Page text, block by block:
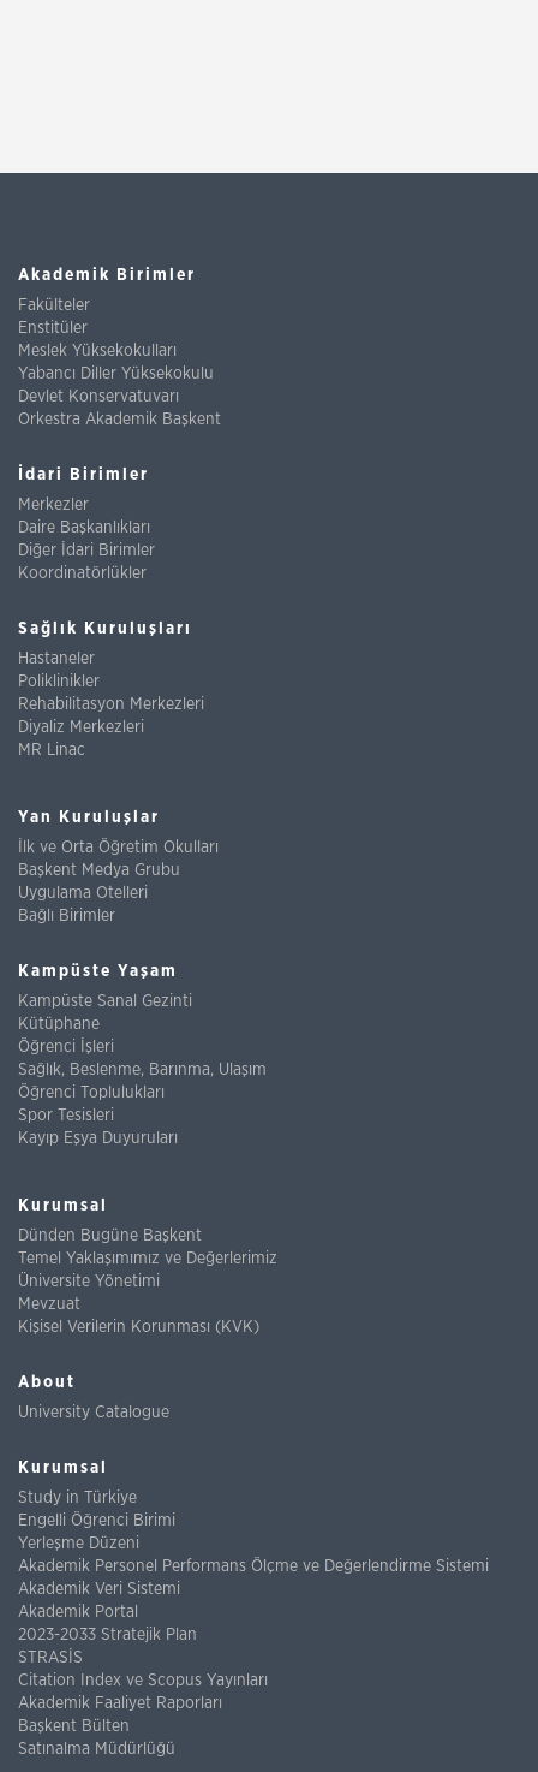
Akademik Birimler
Fakülteler
Enstitüler
Meslek Yüksekokulları
Yabancı Diller Yüksekokulu
Devlet Konservatuvarı
Orkestra Akademik Başkent
İdari Birimler
Merkezler
Daire Başkanlıkları
Diğer İdari Birimler
Koordinatörlükler
Sağlık Kuruluşları
Hastaneler
Poliklinikler
Rehabilitasyon Merkezleri
Diyaliz Merkezleri
MR Linac
Yan Kuruluşlar
İlk ve Orta Öğretim Okulları
Başkent Medya Grubu
Uygulama Otelleri
Bağlı Birimler
Kampüste Yaşam
Kampüste Sanal Gezinti
Kütüphane
Öğrenci İşleri
Sağlık, Beslenme, Barınma, Ulaşım
Öğrenci Toplulukları
Spor Tesisleri
Kayıp Eşya Duyuruları
Kurumsal
Dünden Bugüne Başkent
Temel Yaklaşımımız ve Değerlerimiz
Üniversite Yönetimi
Mevzuat
Kişisel Verilerin Korunması (KVK)
About
University Catalogue
Kurumsal
Study in Türkiye
Engelli Öğrenci Birimi
Yerleşme Düzeni
Akademik Personel Performans Ölçme ve Değerlendirme Sistemi
Akademik Veri Sistemi
Akademik Portal
2023-2033 Stratejik Plan
STRASİS
Citation Index ve Scopus Yayınları
Akademik Faaliyet Raporları
Başkent Bülten
Satınalma Müdürlüğü